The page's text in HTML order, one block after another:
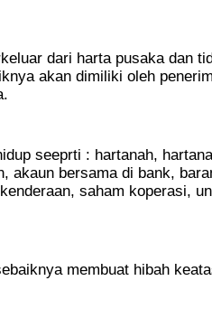
dari harta pusaka dan
akan dimiliki oleh
seeprti : hartanah,
akaun bersama di bank,
saham koperasi,
membuat hibah